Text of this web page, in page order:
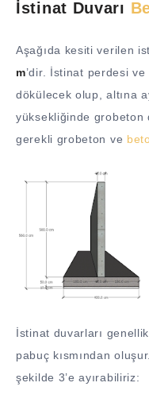
İstinat Duvarı
Aşağıda kesiti verilen
m’dir. İstinat perdesi ve
dökülecek olup, altına
yüksekliğinde grobeton
gerekli grobeton ve
İstinat duvarları
pabuç kısmından
şekilde 3’e ayırabiliriz: